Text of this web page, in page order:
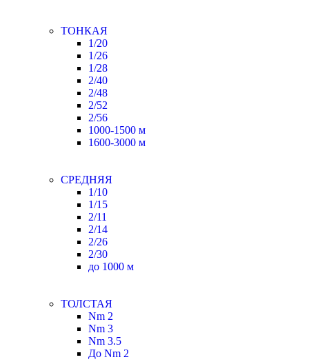
ТОНКАЯ
1/20
1/26
1/28
2/40
2/48
2/52
2/56
1000-1500 м
1600-3000 м
СРЕДНЯЯ
1/10
1/15
2/11
2/14
2/26
2/30
до 1000 м
ТОЛСТАЯ
Nm 2
Nm 3
Nm 3.5
До Nm 2